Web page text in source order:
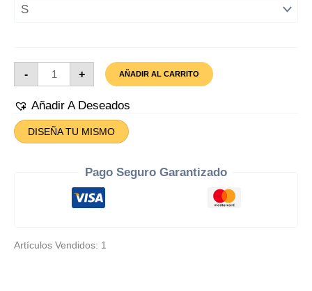
-
Camiseta
Cristo
Gran
Cantidad
+ AÑADIR AL CARRITO
Añadir A Deseados
DISEÑA TU MISMO
Pago Seguro Garantizado
Artículos Vendidos: 1